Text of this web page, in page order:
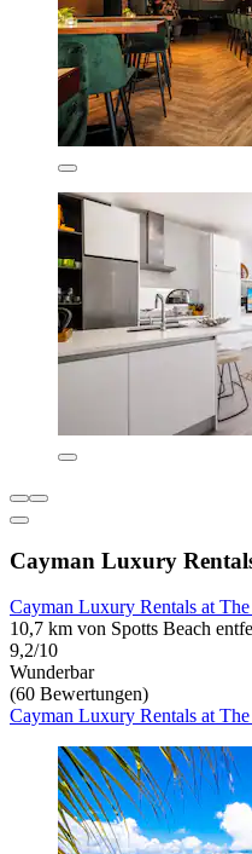
Cayman Luxury
Cayman Luxury Rentals at
10,7 km von Spotts Beach
9,2/10
Wunderbar
(60 Bewertungen)
Cayman Luxury Rentals at